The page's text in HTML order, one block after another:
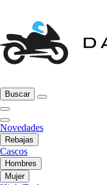
Buscar
Novedades
Rebajas
Cascos
Hombres
Mujer